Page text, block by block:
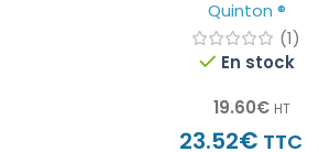
Quinton ®
(1)
En stock
19.60€ HT
23.52€ TTC